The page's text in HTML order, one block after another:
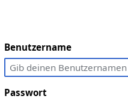
Benutzername
Passwort